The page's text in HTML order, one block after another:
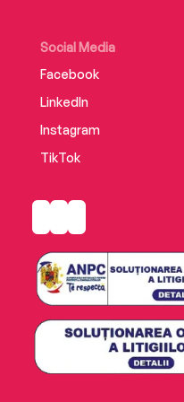
Social Media
Facebook
LinkedIn
Instagram
TikTok